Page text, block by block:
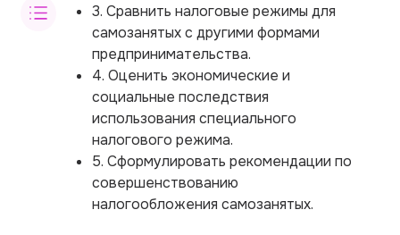
3. Сравнить налоговые режимы для
самозанятых с другими формами
предпринимательства.
4. Оценить экономические и
социальные последствия
использования специального
налогового режима.
5. Сформулировать рекомендации по
совершенствованию
налогообложения самозанятых.